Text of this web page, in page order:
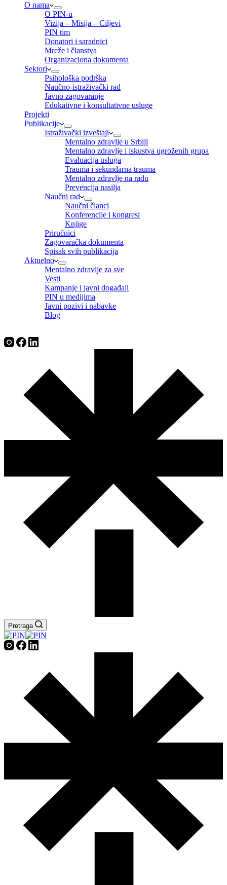
O nama
O PIN-u
Vizija – Misija – Ciljevi
PIN tim
Donatori i saradnici
Mreže i članstva
Organizaciona dokumenta
Sektori
Psihološka podrška
Naučno-istraživački rad
Javno zagovaranje
Edukativne i konsultativne usluge
Projekti
Publikacije
Istraživački izveštaji
Mentalno zdravlje u Srbiji
Mentalno zdravlje i iskustva ugroženih grupa
Evaluacija usluga
Trauma i sekundarna trauma
Mentalno zdravlje na radu
Prevencija nasilja
Naučni rad
Naučni članci
Konferencije i kongresi
Knjige
Priručnici
Zagovaračka dokumenta
Spisak svih publikacija
Aktuelno
Mentalno zdravlje za sve
Vesti
Kampanje i javni događaji
PIN u medijima
Javni pozivi i nabavke
Blog
Pretraga